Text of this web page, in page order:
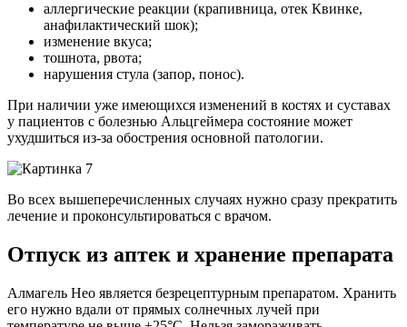
аллергические реакции (крапивница, отек Квинке,
анафилактический шок);
изменение вкуса;
тошнота, рвота;
нарушения стула (запор, понос).
При наличии уже имеющихся изменений в костях и суставах
у пациентов с болезнью Альцгеймера состояние может
ухудшиться из-за обострения основной патологии.
Во всех вышеперечисленных случаях нужно сразу прекратить
лечение и проконсультироваться с врачом.
Отпуск из аптек и хранение препарата
Алмагель Нео является безрецептурным препаратом. Хранить
его нужно вдали от прямых солнечных лучей при